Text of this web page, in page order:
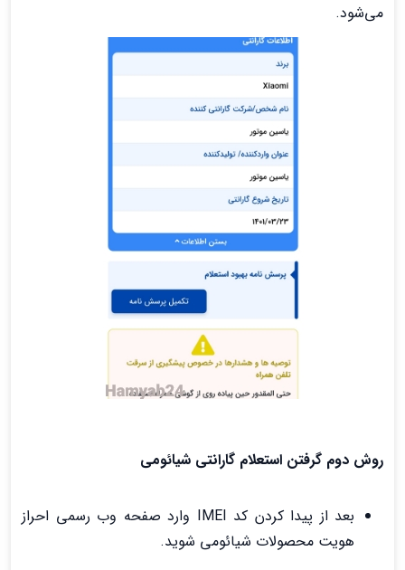
می‌شود.
روش دوم گرفتن استعلام گارانتی شیائومی
بعد از پیدا کردن کد IMEI وارد صفحه وب رسمی احراز
هویت محصولات شیائومی شوید.